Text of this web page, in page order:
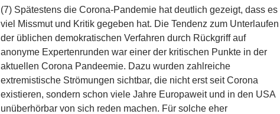
(7) Spätestens die Corona-Pandemie hat deutlich gezeigt, dass es
viel Missmut und Kritik gegeben hat. Die Tendenz zum Unterlaufen
der üblichen demokratischen Verfahren durch Rückgriff auf
anonyme Expertenrunden war einer der kritischen Punkte in der
aktuellen Corona Pandeemie. Dazu wurden zahlreiche
extremistische Strömungen sichtbar, die nicht erst seit Corona
existieren, sondern schon viele Jahre Europaweit und in den USA
unüberhörbar von sich reden machen. Für solche eher